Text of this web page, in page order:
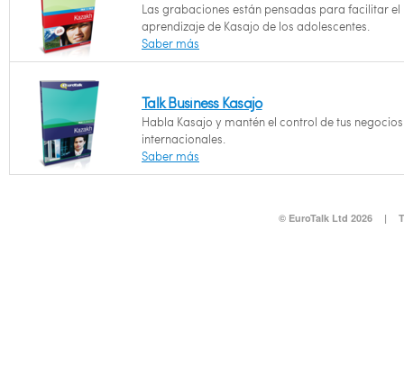
Las grabaciones están pensadas para facilitar el
aprendizaje de Kasajo de los adolescentes.
Saber más
Talk Business Kasajo
Habla Kasajo y mantén el control de tus negocios
internacionales.
Saber más
© EuroTalk Ltd 2026 |